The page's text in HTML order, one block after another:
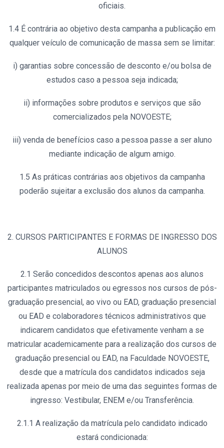
oficiais.
1.4 É contrária ao objetivo desta campanha a publicação em
qualquer veículo de comunicação de massa sem se limitar:
i) garantias sobre concessão de desconto e/ou bolsa de
estudos caso a pessoa seja indicada;
ii) informações sobre produtos e serviços que são
comercializados pela NOVOESTE;
iii) venda de benefícios caso a pessoa passe a ser aluno
mediante indicação de algum amigo.
1.5 As práticas contrárias aos objetivos da campanha
poderão sujeitar a exclusão dos alunos da campanha.
2. CURSOS PARTICIPANTES E FORMAS DE INGRESSO DOS
ALUNOS
2.1 Serão concedidos descontos apenas aos alunos
participantes matriculados ou egressos nos cursos de pós-
graduação presencial, ao vivo ou EAD, graduação presencial
ou EAD e colaboradores técnicos administrativos que
indicarem candidatos que efetivamente venham a se
matricular academicamente para a realização dos cursos de
graduação presencial ou EAD, na Faculdade NOVOESTE,
desde que a matrícula dos candidatos indicados seja
realizada apenas por meio de uma das seguintes formas de
ingresso: Vestibular, ENEM e/ou Transferência.
2.1.1 A realização da matrícula pelo candidato indicado
estará condicionada: